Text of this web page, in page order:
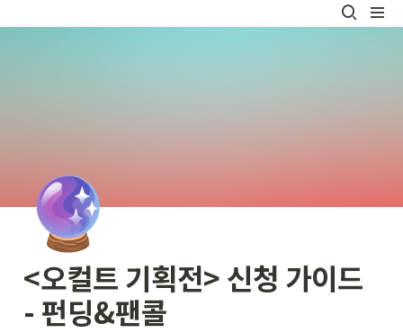
🔮
<오컬트 기획전> 신청 가이드
- 펀딩&팬콜